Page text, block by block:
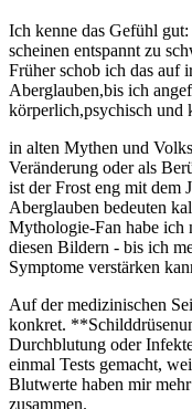
Ich kenne das Gefühl
scheinen entspannt⁢ zu
Früher schob ich das auf
Aberglauben,bis ich
körperlich,psychisch und​
in alten Mythen und
Veränderung oder als
ist ​der Frost eng‌ mit dem
Aberglauben bedeuten
Mythologie-Fan habe ich‍
diesen Bildern -​ bis ich
Symptome verstärken
Auf ​der medizinischen
konkret.
Durchblutung oder
einmal Tests​ gemacht,
Blutwerte haben mir
zusammen.